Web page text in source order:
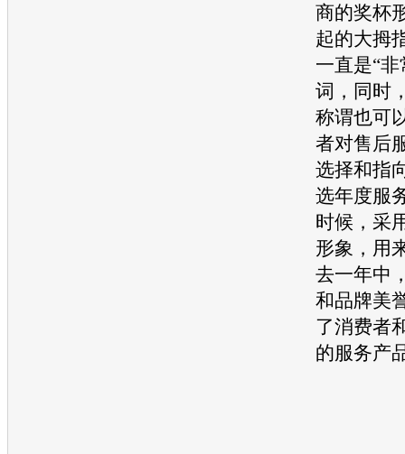
商的奖杯
起的大拇
一直是“
词，同时
称谓也可
者对售后
选择和指
选年度服
时候，采
形象，用
去一年中
和品牌美
了消费者
的服务产